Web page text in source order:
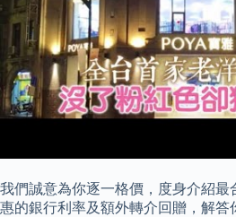
我們誠意為你逐一格價，度身介紹
惠的銀行利率及額外轉介回贈，解答